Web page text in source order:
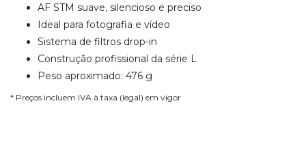
AF STM suave, silencioso e preciso
Ideal para fotografia e vídeo
Sistema de filtros drop-in
Construção profissional da série L
Peso aproximado: 476 g
* Preços incluem IVA à taxa (legal) em vigor